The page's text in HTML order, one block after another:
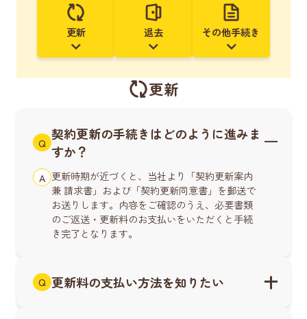
更新 退去 その他手続き
更新
Q 契約更新の手続きはどのように進みま
すか？
A 更新時期が近づくと、当社より「契約更新案内
兼 請求書」および「契約更新同意書」を郵送で
お送りします。内容をご確認のうえ、必要書類
のご返送・更新料のお支払いをいただくと手続
き完了となります。
Q 更新料の支払い方法を知りたい